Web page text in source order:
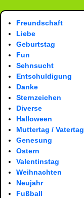
Freundschaft
Liebe
Geburtstag
Fun
Sehnsucht
Entschuldigung
Danke
Sternzeichen
Diverse
Halloween
Muttertag / Vatertag
Genesung
Ostern
Valentinstag
Weihnachten
Neujahr
Fußball